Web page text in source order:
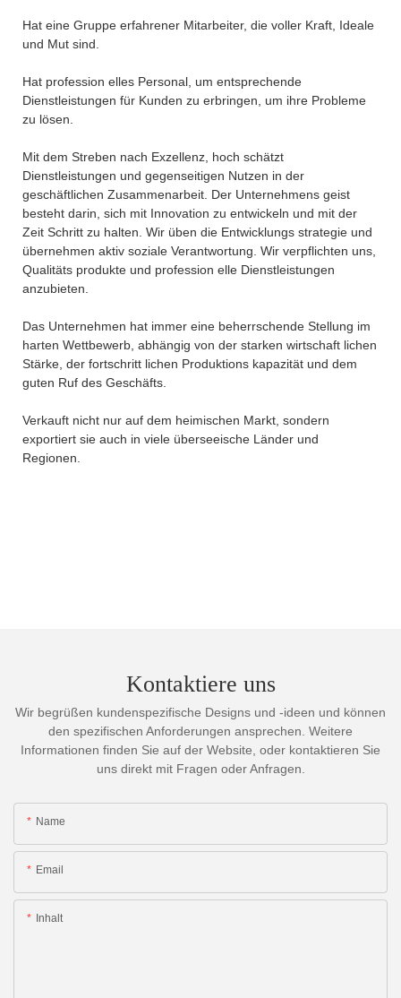
Hat eine Gruppe erfahrener Mitarbeiter, die voller Kraft, Ideale
und Mut sind.
Hat profession elles Personal, um entsprechende
Dienstleistungen für Kunden zu erbringen, um ihre Probleme
zu lösen.
Mit dem Streben nach Exzellenz, hoch schätzt
Dienstleistungen und gegenseitigen Nutzen in der
geschäftlichen Zusammenarbeit. Der Unternehmens geist
besteht darin, sich mit Innovation zu entwickeln und mit der
Zeit Schritt zu halten. Wir üben die Entwicklungs strategie und
übernehmen aktiv soziale Verantwortung. Wir verpflichten uns,
Qualitäts produkte und profession elle Dienstleistungen
anzubieten.
Das Unternehmen hat immer eine beherrschende Stellung im
harten Wettbewerb, abhängig von der starken wirtschaft lichen
Stärke, der fortschritt lichen Produktions kapazität und dem
guten Ruf des Geschäfts.
Verkauft nicht nur auf dem heimischen Markt, sondern
exportiert sie auch in viele überseeische Länder und
Regionen.
Kontaktiere uns
Wir begrüßen kundenspezifische Designs und -ideen und können
den spezifischen Anforderungen ansprechen. Weitere
Informationen finden Sie auf der Website, oder kontaktieren Sie
uns direkt mit Fragen oder Anfragen.
Name
Email
Inhalt